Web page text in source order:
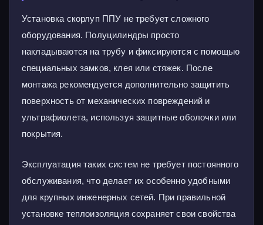
Установка скорлуп ППУ не требует сложного
оборудования. Полуцилиндры просто
накладываются на трубу и фиксируются с помощью
специальных замков, клея или стяжек. После
монтажа рекомендуется дополнительно защитить
поверхность от механических повреждений и
ультрафиолета, используя защитные оболочки или
покрытия.
Эксплуатация таких систем не требует постоянного
обслуживания, что делает их особенно удобными
для крупных инженерных сетей. При правильной
установке теплоизоляция сохраняет свои свойства